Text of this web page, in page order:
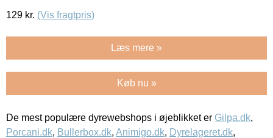
129 kr. (Vis fragtpris)
Læs mere »
Køb nu »
De mest populære dyrewebshops i øjeblikket er Gilpa.dk,
Porcani.dk, Bullerbox.dk, Animigo.dk, Dyrelageret.dk,